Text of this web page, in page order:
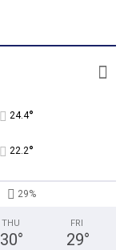
24.4°
22.2°
29%
THU
30°
FRI
29°